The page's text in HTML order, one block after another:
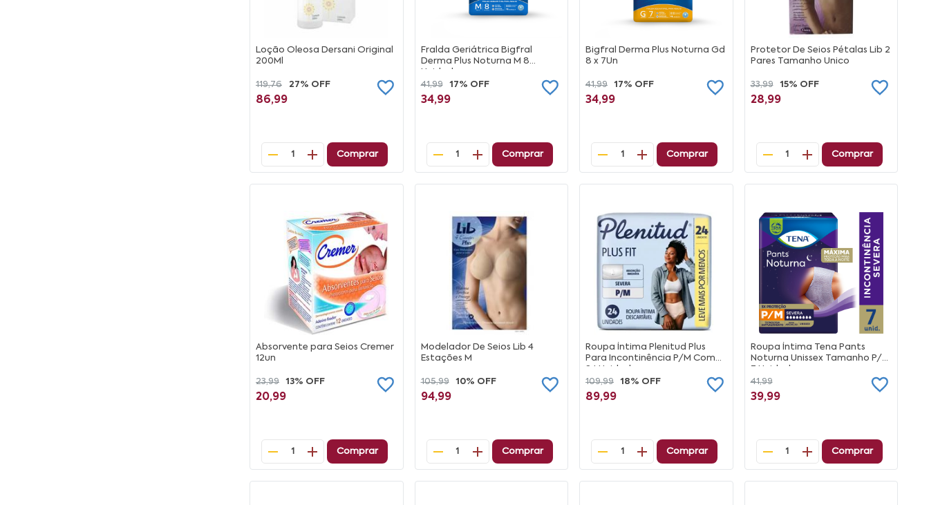
Loção Oleosa Dersani Original
200Ml
119,76 27% OFF
86,99
1 Comprar
Fralda Geriátrica Bigfral
Derma Plus Noturna M 8
Unidades
41,99
17% OFF
34,99
1 Comprar
Bigfral Derma Plus Noturna Gd
8 x 7Un
41,99 17% OFF
34,99
1 Comprar
Protetor De Seios Pétalas Lib 2
Pares Tamanho Unico
33,99 15% OFF
28,99
1 Comprar
Absorvente para Seios Cremer
12un
23,99 13% OFF
20,99
1 Comprar
Modelador De Seios Lib 4
Estações M
105,99 10% OFF
94,99
1 Comprar
Roupa Íntima Plenitud Plus
Para Incontinência P/M Com
24 Unidades
109,99
18% OFF
89,99
1 Comprar
Roupa Íntima Tena Pants
Noturna Unissex Tamanho P/M
7 Unidades
41,99
39,99
1 Comprar